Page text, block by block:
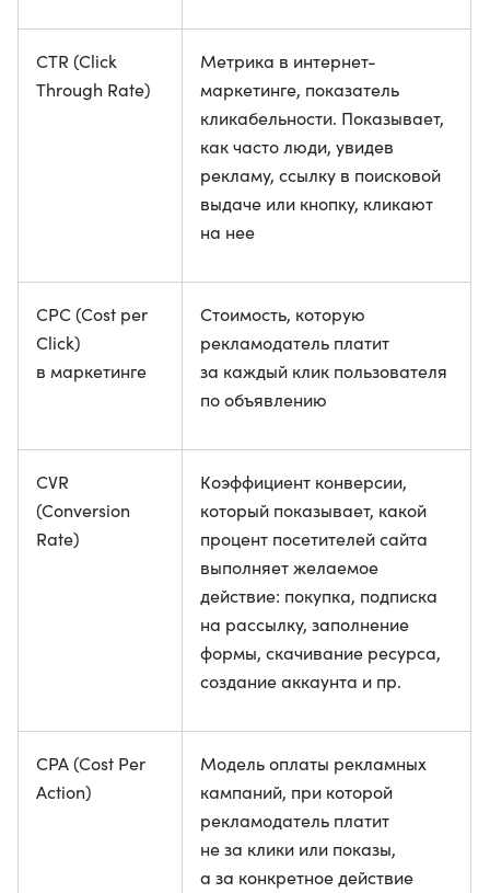
CTR (Click
Through Rate)
Метрика в интернет-
маркетинге, показатель
кликабельности. Показывает,
как часто люди, увидев
рекламу, ссылку в поисковой
выдаче или кнопку, кликают
на нее
CPC (Cost per
Click)
в маркетинге
Стоимость, которую
рекламодатель платит
за каждый клик пользователя
по объявлению
CVR
(Conversion
Rate)
Коэффициент конверсии,
который показывает, какой
процент посетителей сайта
выполняет желаемое
действие: покупка, подписка
на рассылку, заполнение
формы, скачивание ресурса,
создание аккаунта и пр.
CPA (Cost Per
Action)
Модель оплаты рекламных
кампаний, при которой
рекламодатель платит
не за клики или показы,
а за конкретное действие